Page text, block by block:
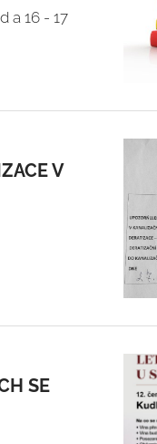
a 16 - 17
V
SE